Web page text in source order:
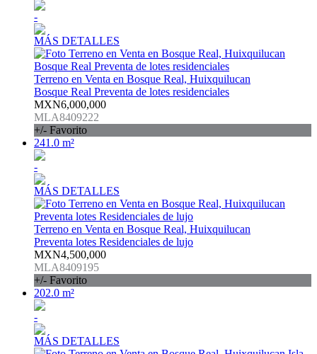
-
MÁS DETALLES
Terreno en Venta en Bosque Real, Huixquilucan
Bosque Real Preventa de lotes residenciales
MXN6,000,000
MLA8409222
+/- Favorito
241.0 m²
-
MÁS DETALLES
Terreno en Venta en Bosque Real, Huixquilucan
Preventa lotes Residenciales de lujo
MXN4,500,000
MLA8409195
+/- Favorito
202.0 m²
-
MÁS DETALLES